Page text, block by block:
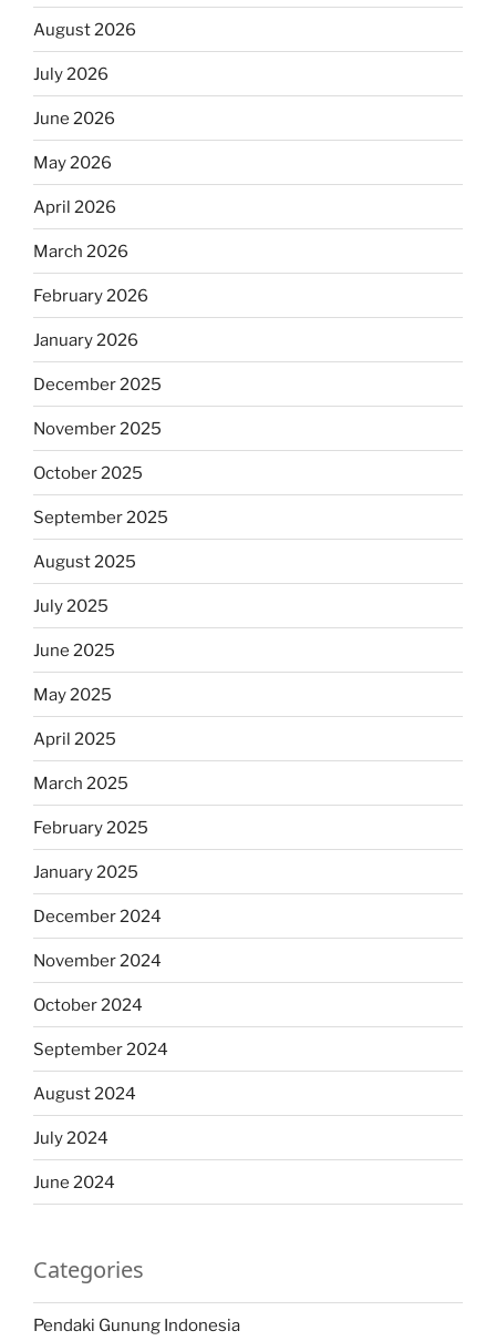
August 2026
July 2026
June 2026
May 2026
April 2026
March 2026
February 2026
January 2026
December 2025
November 2025
October 2025
September 2025
August 2025
July 2025
June 2025
May 2025
April 2025
March 2025
February 2025
January 2025
December 2024
November 2024
October 2024
September 2024
August 2024
July 2024
June 2024
Categories
Pendaki Gunung Indonesia